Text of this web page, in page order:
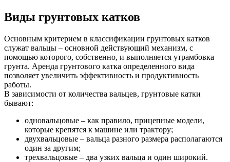
Виды грунтовых катков
Основным критерием в классификации грунтовых катков
служат вальцы – основной действующий механизм, с
помощью которого, собственно, и выполняется утрамбовка
грунта. Аренда грунтового катка определенного вида
позволяет увеличить эффективность и продуктивность
работы.
В зависимости от количества вальцев, грунтовые катки
бывают:
одновальцовые – как правило, прицепные модели,
которые крепятся к машине или трактору;
двухвальцовые – вальца разного размера располагаются
один за другим;
трехвальцовые – два узких вальца и один широкий.